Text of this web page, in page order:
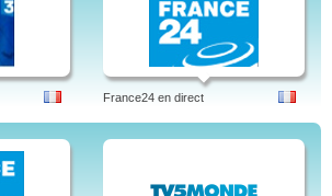
France24 en direct